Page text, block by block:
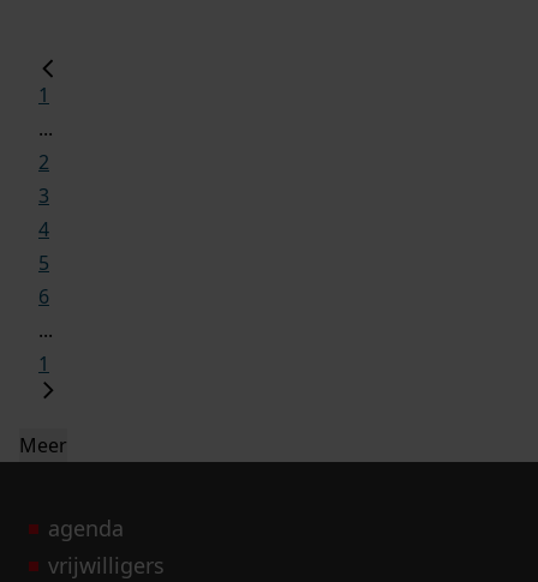
1
...
2
3
4
5
6
...
1
Meer
agenda
vrijwilligers